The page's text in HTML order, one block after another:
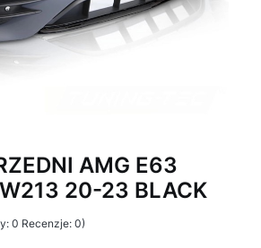
AMG E63
20-23 BLACK
0 Recenzje: 0)